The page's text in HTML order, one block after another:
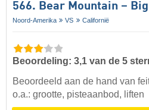
566. Bear Mountain –
Noord-Amerika VS Californië
Beoordeling: 3,1 van de 5
Beoordeeld aan de hand van
o.a.: grootte, pisteaanbod, liften